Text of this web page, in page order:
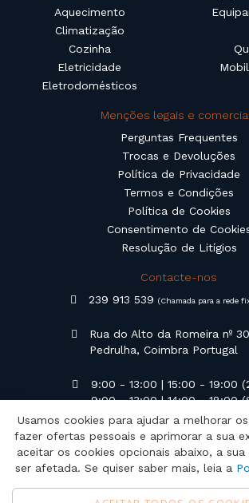
Aquecimento
Climatização
Cozinha
Eletricidade
Eletrodomésticos
Menções legais e
Perguntas Frequentes
Trocas e Devoluções
Política de Privacidade
Termos e Condições
Política de Cookies
Consentimento de
Resolução de Litígios
Contacte-nos
239 913 539(Chamada para a rede
Rua do Alto da Romeira nº
Pedrulha, Coimbra Portugal
9:00 - 13:00 | 15:00 - 19:00
9:00 - 13:00 | 14:00 - 18:00
geral@campilusa.pt
Usamos cookies para ajudar a melhorar
fazer ofertas pessoais e aprimorar a sua
aceitar os cookies opcionais abaixo, a sua
ser afetada. Se quiser saber mais, leia a